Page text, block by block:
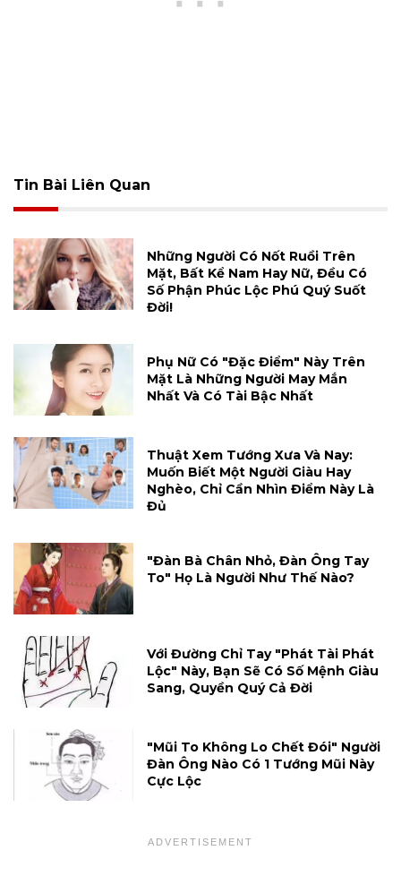
Tin Bài Liên Quan
Những Người Có Nốt Ruồi Trên
Mặt, Bất Kể Nam Hay Nữ, Đều Có
Số Phận Phúc Lộc Phú Quý Suốt
Đời!
Phụ Nữ Có "đặc Điểm" Này Trên
Mặt Là Những Người May Mắn
Nhất Và Có Tài Bậc Nhất
Thuật Xem Tướng Xưa Và Nay:
Muốn Biết Một Người Giàu Hay
Nghèo, Chỉ Cần Nhìn Điểm Này Là
Đủ
"Đàn Bà Chân Nhỏ, Đàn Ông Tay
To" Họ Là Người Như Thế Nào?
Với Đường Chỉ Tay "phát Tài Phát
Lộc" Này, Bạn Sẽ Có Số Mệnh Giàu
Sang, Quyền Quý Cả Đời
"Mũi To Không Lo Chết Đói" Người
Đàn Ông Nào Có 1 Tướng Mũi Này
Cực Lộc